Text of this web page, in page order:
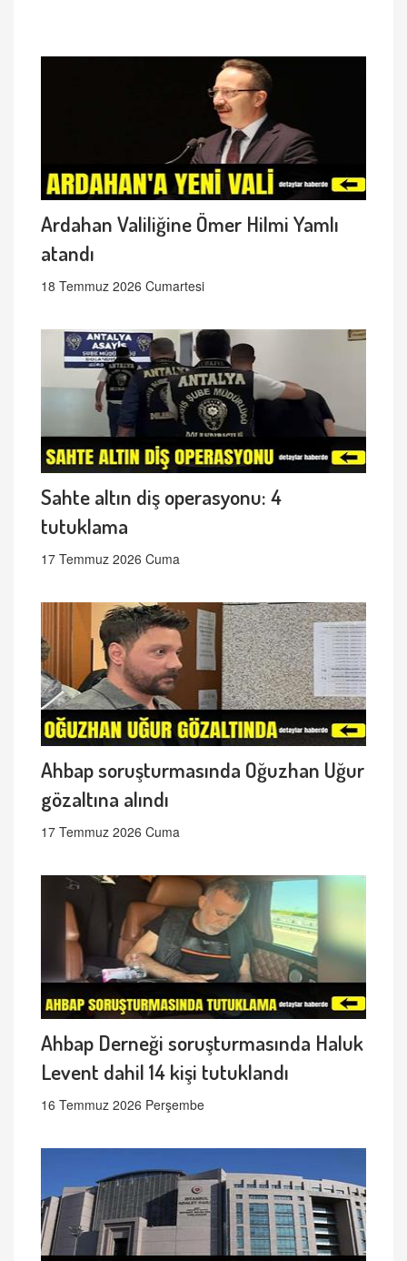
Ardahan Valiliğine Ömer Hilmi Yamlı
atandı
18 Temmuz 2026 Cumartesi
Sahte altın diş operasyonu: 4
tutuklama
17 Temmuz 2026 Cuma
Ahbap soruşturmasında Oğuzhan Uğur
gözaltına alındı
17 Temmuz 2026 Cuma
Ahbap Derneği soruşturmasında Haluk
Levent dahil 14 kişi tutuklandı
16 Temmuz 2026 Perşembe